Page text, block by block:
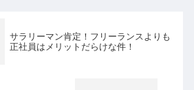
サラリーマン肯定！フリーランスよりも
正社員はメリットだらけな件！